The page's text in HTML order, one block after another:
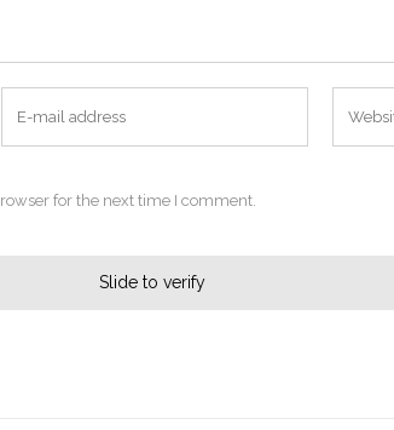
for the next time I comment.
Slide to verify